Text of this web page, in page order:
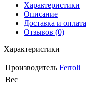
Характеристики
Описание
Доставка и оплата
Отзывов (0)
Характеристики
Производитель Ferroli
Вес